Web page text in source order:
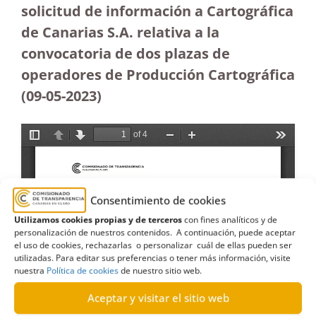
Consentimiento de cookies
Utilizamos cookies propias y de terceroscon fines analíticos y de
personalización de nuestros contenidos. A continuación, puede aceptar
el uso de cookies, rechazarlas o personalizar cuál de ellas pueden ser
utilizadas. Para editar sus preferencias o tener más información, visite
nuestra Política de cookiesde nuestro sitio web.
Aceptar y visitar el sitio web
solicitud de información a Cartográfica
de Canarias S.A. relativa a la
convocatoria de dos plazas de
operadores de Producción Cartográfica
(09-05-2023)